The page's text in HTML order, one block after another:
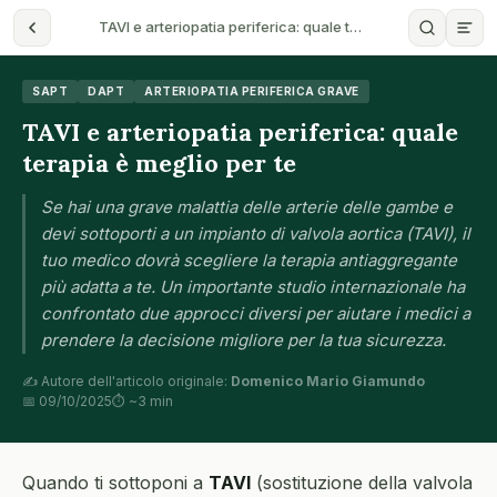
TAVI e arteriopatia periferica: quale t…
SAPT DAPT ARTERIOPATIA PERIFERICA GRAVE
TAVI e arteriopatia periferica: quale
terapia è meglio per te
Se hai una grave malattia delle arterie delle gambe e
devi sottoporti a un impianto di valvola aortica (TAVI), il
tuo medico dovrà scegliere la terapia antiaggregante
più adatta a te. Un importante studio internazionale ha
confrontato due approcci diversi per aiutare i medici a
prendere la decisione migliore per la tua sicurezza.
✍️ Autore dell'articolo originale: Domenico Mario Giamundo
📅 09/10/2025⏱ ~3 min
Quando ti sottoponi a TAVI (sostituzione della valvola